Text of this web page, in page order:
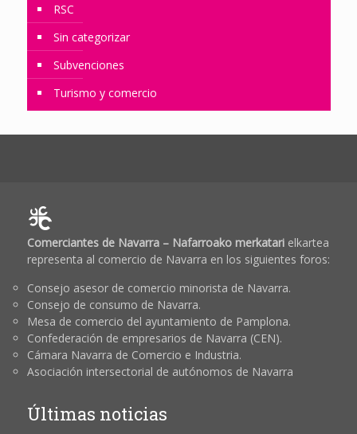
RSC
Sin categorizar
Subvenciones
Turismo y comercio
Comerciantes de Navarra – Nafarroako merkatarielkartea
representa al comercio de Navarra en los siguientes foros:
Consejo asesor de comercio minorista de Navarra.
Consejo de consumo de Navarra.
Mesa de comercio del ayuntamiento de Pamplona.
Confederación de empresarios de Navarra (CEN).
Cámara Navarra de Comercio e Industria.
Asociación intersectorial de autónomos de Navarra
Últimas noticias